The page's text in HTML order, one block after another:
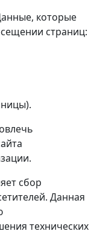
которые
страниц:
сбор
Данная
технических